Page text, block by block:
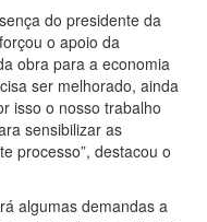
do presidente da
o apoio da
obra para a economia
ser melhorado, ainda
isso o nosso trabalho
sensibilizar as
processo”, destacou o
algumas demandas a